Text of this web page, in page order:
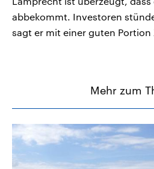
abbekommt. Investoren
sagt er mit einer guten
Mehr zum